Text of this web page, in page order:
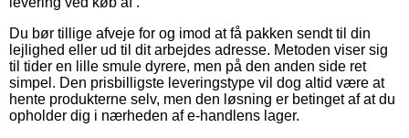
Du bør tillige afveje for og imod at få pakken sendt til din
lejlighed eller ud til dit arbejdes adresse. Metoden viser sig
til tider en lille smule dyrere, men på den anden side ret
simpel. Den prisbilligste leveringstype vil dog altid være at
hente produkterne selv, men den løsning er betinget af at du
opholder dig i nærheden af e-handlens lager.